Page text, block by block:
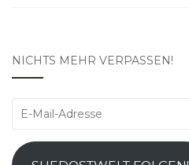
NICHTS MEHR VERPASSEN!
E-
Adresse